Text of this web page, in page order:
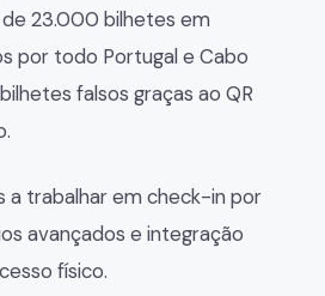
23.000 bilhetes em
por todo Portugal e Cabo
falsos graças ao QR
a trabalhar em check-in por
avançados e integração
físico.